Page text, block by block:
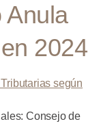
Anula
2024
Consejo de